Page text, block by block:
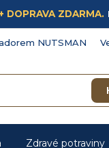
DOPRAVA ZDARMA.
NUTSMAN
Zdravé potraviny